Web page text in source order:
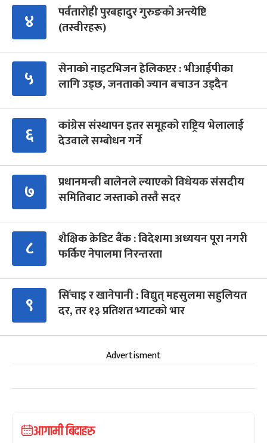
४
पर्वतारोही पुरबहादुर गुरुङको अन्त्येष्टि
(तस्वीरहरू)
५
सेनाको नाइटभिजन हेलिकप्टर : भीआईपीका
लागि उड्छ, जनताको ज्यान बचाउन उड्दैन
६
कांग्रेस संस्थापन इतर समूहको राष्ट्रिय भेलालाई
देउवाले सम्बोधन गर्ने
७
प्रधानमन्त्री बालेनले ल्याएको विधेयक संसदीय
समितिबाट जस्ताको तस्तै सदर
८
शैक्षिक क्रेडिट बैंक : विदेशमा अध्ययन पूरा नगरी
फर्किए नेपालमा निरन्तरता
९
सिँचाइ र खानेपानी : विद्युत् महसुलमा सहुलियत
दर, तर १३ प्रतिशत भ्याटको भार
Advertisment
आगामी बिदाहरु